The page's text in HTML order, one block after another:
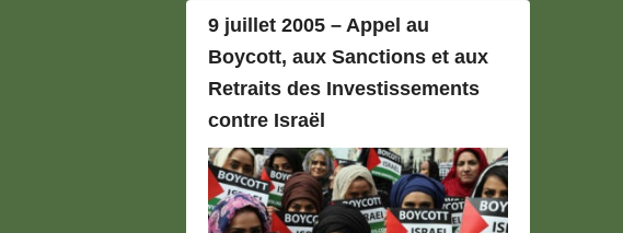
9 juillet 2005 – Appel au
Boycott, aux Sanctions et aux
Retraits des Investissements
contre Israël